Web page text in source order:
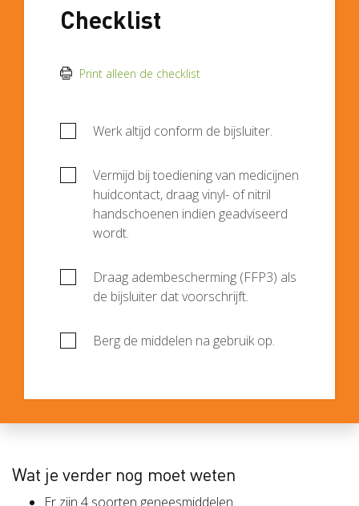
Checklist
Print alleen de checklist
Werk altijd conform de bijsluiter.
Vermijd bij toediening van medicijnen
huidcontact, draag vinyl- of nitril
handschoenen indien geadviseerd
wordt.
Draag adembescherming (FFP3) als
de bijsluiter dat voorschrijft.
Berg de middelen na gebruik op.
Wat je verder nog moet weten
Er zijn 4 soorten geneesmiddelen.